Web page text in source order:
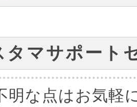
タマサポート
明な点はお気軽